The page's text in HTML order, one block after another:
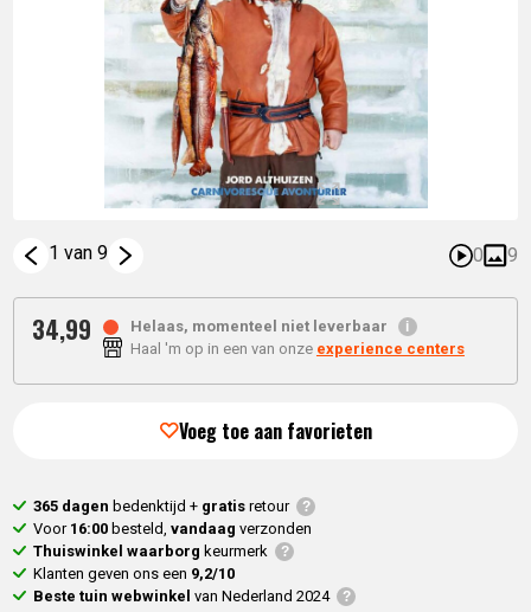
1 van 9 0 9
34,99
Helaas, momenteel niet leverbaar
Haal 'm op in een van onze experience centers
Voeg toe aan favorieten
365 dagen bedenktijd + gratisretour
Voor 16:00 besteld,vandaag verzonden
Thuiswinkel waarborg keurmerk
Klanten geven ons een 9,2/10
Beste tuin webwinkel van Nederland 2024